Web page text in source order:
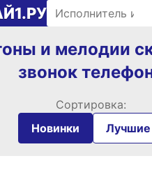
Поиск рингтонов
и мелодии
звонок
Сортировка:
Новинки
Лучшие